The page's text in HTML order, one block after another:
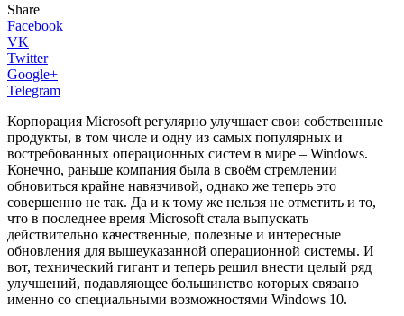
Share
Facebook
VK
Twitter
Google+
Telegram
Корпорация Microsoft регулярно улучшает свои собственные
продукты, в том числе и одну из самых популярных и
востребованных операционных систем в мире – Windows.
Конечно, раньше компания была в своём стремлении
обновиться крайне навязчивой, однако же теперь это
совершенно не так. Да и к тому же нельзя не отметить и то,
что в последнее время Microsoft стала выпускать
действительно качественные, полезные и интересные
обновления для вышеуказанной операционной системы. И
вот, технический гигант и теперь решил внести целый ряд
улучшений, подавляющее большинство которых связано
именно со специальными возможностями Windows 10.